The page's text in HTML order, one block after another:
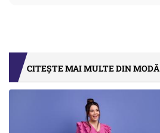
CITEȘTE MAI MULTE DIN MODĂ